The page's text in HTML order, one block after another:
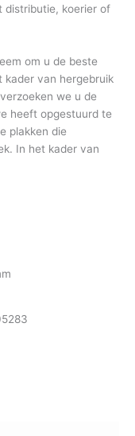
distributie, koerier of
om u de beste
kader van hergebruik
we u de
heeft opgestuurd te
plakken die
In het kader van